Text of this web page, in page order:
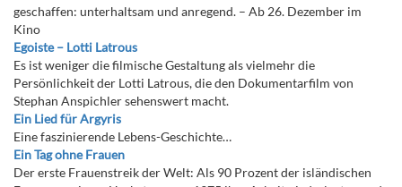
geschaffen: unterhaltsam und anregend. – Ab 26. Dezember im
Kino
Egoiste – Lotti Latrous
Es ist weniger die filmische Gestaltung als vielmehr die
Persönlichkeit der Lotti Latrous, die den Dokumentarfilm von
Stephan Anspichler sehenswert macht.
Ein Lied für Argyris
Eine faszinierende Lebens-Geschichte…
Ein Tag ohne Frauen
Der erste Frauenstreik der Welt: Als 90 Prozent der isländischen